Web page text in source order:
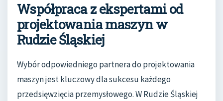
Współpraca z ekspertami od
projektowania maszyn w
Rudzie Śląskiej
Wybór odpowiedniego partnera do projektowania
maszyn jest kluczowy dla sukcesu każdego
przedsięwzięcia przemysłowego. W Rudzie Śląskiej